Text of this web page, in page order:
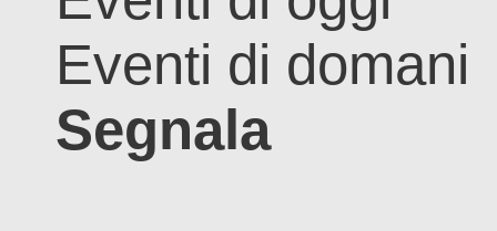
Eventi di domani
Segnala